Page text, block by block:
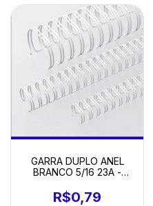
GARRA DUPLO ANEL
BRANCO 5/16 23A -
R$0,79